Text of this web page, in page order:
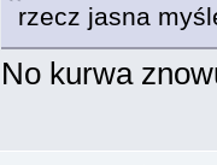
rzecz jasna
No kurwa